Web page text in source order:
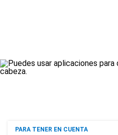
PARA TENER EN CUENTA